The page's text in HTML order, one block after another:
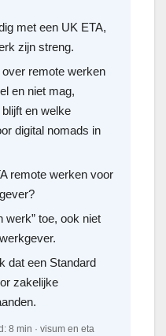
met een UK ETA,
zijn streng.
remote werken
en niet mag,
en welke
digital nomads in
remote werken voor
werk” toe, ook niet
dat een Standard
zakelijke
8 min · visum en eta